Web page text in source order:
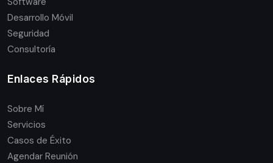
Desarrollo Móvil
Seguridad
Consultoría
Enlaces Rápidos
Sobre Mí
Servicios
Casos de Éxito
Agendar Reunión